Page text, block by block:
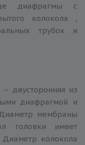
диафрагмы с
колокола ,
трубок и
– двусторонняя из
диафрагмой и
мембраны
головки имеет
Диаметр колокола